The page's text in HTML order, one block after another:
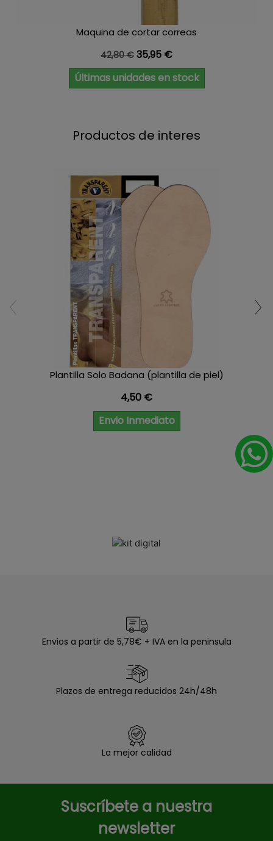
Maquina de cortar correas
Precio base
42,80 € Precio
35,95 €
Últimas unidades en stock
Productos de interes
Plantilla Solo Badana (plantilla de piel)
Precio
4,50 €
Envio Inmediato
Envios a partir de 5,78€ + IVA en la peninsula
Plazos de entrega reducidos 24h/48h
La mejor calidad
Suscríbete a nuestra
newsletter